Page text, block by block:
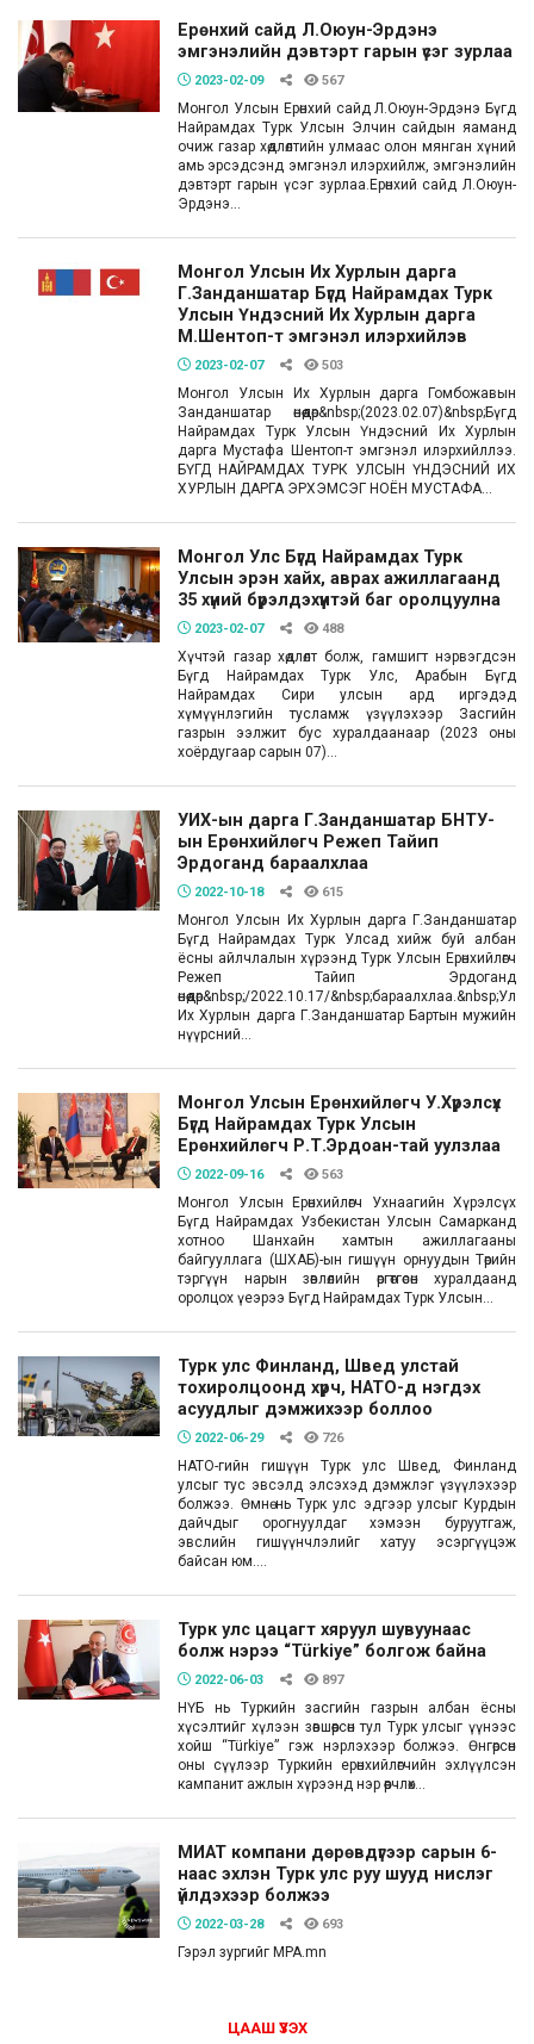
Ерөнхий сайд Л.Оюун-Эрдэнэ
эмгэнэлийн дэвтэрт гарын үсэг зурлаа
2023-02-09 567
Монгол Улсын Ерөнхий сайд Л.Оюун-Эрдэнэ Бүгд
Найрамдах Турк Улсын Элчин сайдын яаманд
очиж газар хөдлөлтийн улмаас олон мянган хүний
амь эрсэдсэнд эмгэнэл илэрхийлж, эмгэнэлийн
дэвтэрт гарын үсэг зурлаа.Ерөнхий сайд Л.Оюун-
Эрдэнэ...
Монгол Улсын Их Хурлын дарга
Г.Занданшатар Бүгд Найрамдах Турк
Улсын Үндэсний Их Хурлын дарга
М.Шентоп-т эмгэнэл илэрхийлэв
2023-02-07 503
Монгол Улсын Их Хурлын дарга Гомбожавын
Занданшатар өнөөдөр&nbsp;(2023.02.07)&nbsp;Бүгд
Найрамдах Турк Улсын Үндэсний Их Хурлын
дарга Мустафа Шентоп-т эмгэнэл илэрхийллээ.
БҮГД НАЙРАМДАХ ТУРК УЛСЫН ҮНДЭСНИЙ ИХ
ХУРЛЫН ДАРГА ЭРХЭМСЭГ НОЁН МУСТАФА...
Монгол Улс Бүгд Найрамдах Турк
Улсын эрэн хайх, аврах ажиллагаанд
35 хүний бүрэлдэхүүнтэй баг оролцуулна
2023-02-07 488
Хүчтэй газар хөдлөлт болж, гамшигт нэрвэгдсэн
Бүгд Найрамдах Турк Улс, Арабын Бүгд
Найрамдах Сири улсын ард иргэдэд
хүмүүнлэгийн тусламж үзүүлэхээр Засгийн
газрын ээлжит бус хуралдаанаар (2023 оны
хоёрдугаар сарын 07)...
УИХ-ын дарга Г.Занданшатар БНТУ-
ын Ерөнхийлөгч Режеп Тайип
Эрдоганд бараалхлаа
2022-10-18 615
Монгол Улсын Их Хурлын дарга Г.Занданшатар
Бүгд Найрамдах Турк Улсад хийж буй албан
ёсны айлчлалын хүрээнд Турк Улсын Ерөнхийлөгч
Режеп Тайип Эрдоганд
өнөөдөр&nbsp;/2022.10.17/
Их Хурлын дарга Г.Занданшатар Бартын мужийн
нүүрсний...
Монгол Улсын Ерөнхийлөгч У.Хүрэлсүх
Бүгд Найрамдах Турк Улсын
Ерөнхийлөгч Р.Т.Эрдоан-тай уулзлаа
2022-09-16 563
Монгол Улсын Ерөнхийлөгч Ухнаагийн Хүрэлсүх
Бүгд Найрамдах Узбекистан Улсын Самарканд
хотноо Шанхайн хамтын ажиллагааны
байгууллага (ШХАБ)-ын гишүүн орнуудын Төрийн
тэргүүн нарын зөвлөлийн өргөтгөсөн хуралдаанд
оролцох үеэрээ Бүгд Найрамдах Турк Улсын...
Турк улс Финланд, Швед улстай
тохиролцоонд хүрч, НАТО-д нэгдэх
асуудлыг дэмжихээр боллоо
2022-06-29 726
НАТО-гийн гишүүн Турк улс Швед, Финланд
улсыг тус эвсэлд элсэхэд дэмжлэг үзүүлэхээр
болжээ. Өмнө нь Турк улс эдгээр улсыг Курдын
дайчдыг орогнуулдаг хэмээн буруутгаж,
эвслийн гишүүнчлэлийг хатуу эсэргүүцэж
байсан юм....
Турк улс цацагт хяруул шувуунаас
болж нэрээ “Türkiye” болгож байна
2022-06-03 897
НҮБ нь Туркийн засгийн газрын албан ёсны
хүсэлтийг хүлээн зөвшөөрсөн тул Турк улсыг үүнээс
хойш “Türkiye” гэж нэрлэхээр болжээ. Өнгөрсөн
оны сүүлээр Туркийн ерөнхийлөгчийн эхлүүлсэн
кампанит ажлын хүрээнд нэр өөрчлөх...
МИАТ компани дөрөвдүгээр сарын 6-
наас эхлэн Турк улс руу шууд нислэг
үйлдэхээр болжээ
2022-03-28 693
Гэрэл зургийг MPA.mn
ЦААШ ҮЗЭХ